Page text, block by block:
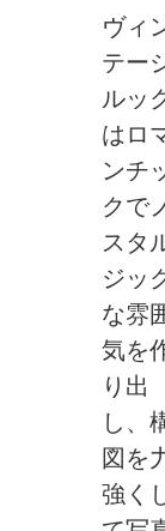
ヴィ
テー
ルッ
はロ
ンチ
クで
スタ
ジッ
な雰
気を
り出
し、
図を
強く